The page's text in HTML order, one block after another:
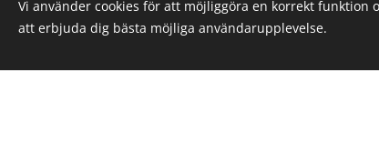
Vi använder cookies för att möjliggöra en korrekt funktion
att erbjuda dig bästa möjliga användarupplevelse.